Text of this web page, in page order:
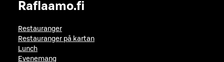
Raflaamo.fi
Restauranger
Restauranger på kartan
Lunch
Evenemang